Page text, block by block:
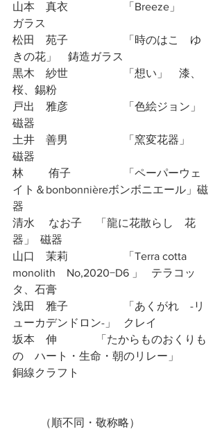
山本　真衣		「Breeze」
ガラス
松田　苑子		「時のはこ　ゆ
きの花」	鋳造ガラス
黒木　紗世		「想い」	漆、
桜、錫粉
戸出　雅彦		「色絵ジョン」
磁器
土井　善男		「窯変花器」
磁器
林 　　侑子		「ペーパーウェ
イト＆bonbonnièreボンボニエール」磁
器
清水 　なお子	「龍に花散らし　花
器」	磁器
山口　茉莉		「Terra cotta
monolith　No,2020−D6 」 	テラコッ
タ、石膏
浅田　雅子		「あくがれ　-リ
ューカデンドロン-」	クレイ
坂本　伸		「たからものおくりも
の　ハート・生命・朝のリレー」
銅線クラフト
	（順不同・敬称略）